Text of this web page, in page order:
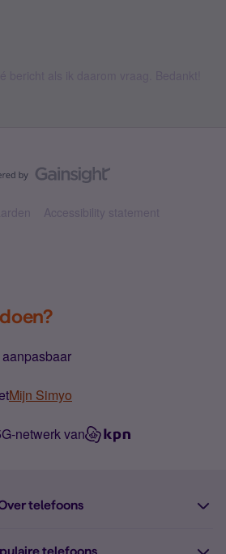
Accessibility statement
Mijn Simyo
netwerk van
telefoons
telefoons